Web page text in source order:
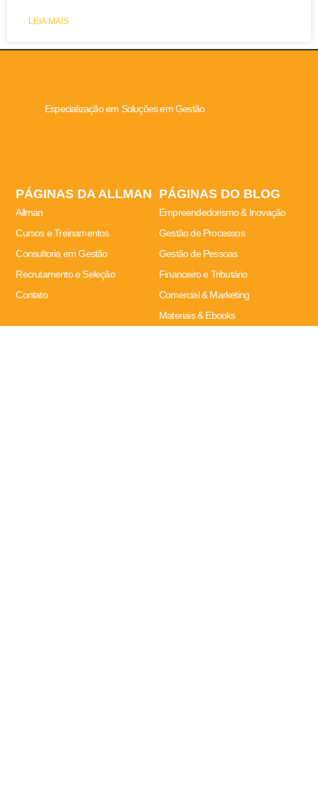
LEIA MAIS
Especialização em Soluções em Gestão
PÁGINAS DA ALLMAN
Allman
Cursos e Treinamentos
Consultoria em Gestão
Recrutamento e Seleção
Contato
PÁGINAS DO BLOG
Empreendedorismo & Inovação
Gestão de Processos
Gestão de Pessoas
Financeiro e Tributário
Comercial & Marketing
Materiais & Ebooks